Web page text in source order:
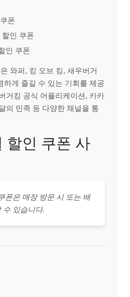
폰
할인 쿠폰
인 쿠폰
와퍼, 킹 오브 킹, 새우버거
하게 즐길 수 있는 기회를 제공
거킹 공식 어플리케이션, 카카
의 민족 등 다양한 채널을 통
할인 쿠폰 사
폰은 매장 방문 시 또는 배
수 있습니다.